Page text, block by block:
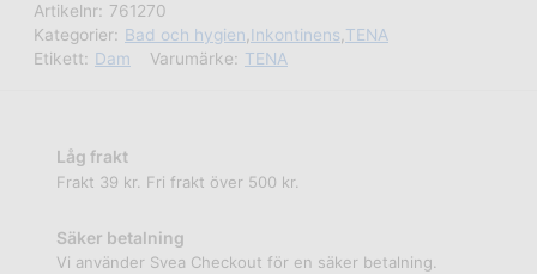
Artikelnr: 761270
Kategorier: Bad och hygien,Inkontinens,TENA
Etikett: Dam Varumärke: TENA
Låg frakt
Frakt 39 kr. Fri frakt över 500 kr.
Säker betalning
Vi använder Svea Checkout för en säker betalning.